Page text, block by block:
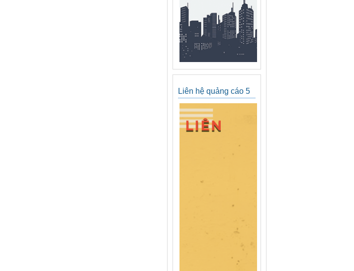
Liên hệ quảng cáo 5